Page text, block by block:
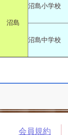
沼島
沼島小学校
沼島中学校
会員規約